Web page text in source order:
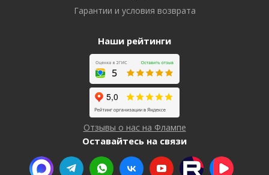
Гарантии и условия возврата
Наши рейтинги
Отзывы о нас на Флампе
Оставайтесь на связи